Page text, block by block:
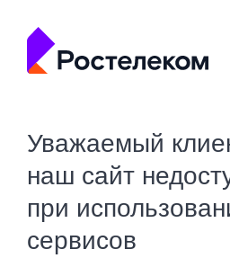
Уважаемый
наш сайт
при
сервисов